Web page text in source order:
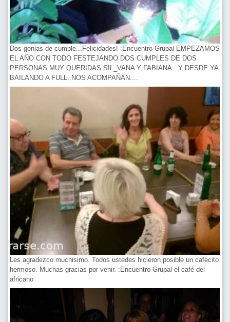
Dos genias de cumple...Felicidades! :Encuentro Grupal EMPEZAMOS
EL AÑO CON TODO FESTEJANDO DOS CUMPLES DE DOS
PERSONAS MUY QUERIDAS SIL_VANA Y FABIANA...Y DESDE YA
BAILANDO A FULL..NOS ACOMPAÑAN....
Les agradezco muchisimo. Todos ustedes hicieron posible un cafecito
hermoso. Muchas gracias por venir. :Encuentro Grupal el café del
africano